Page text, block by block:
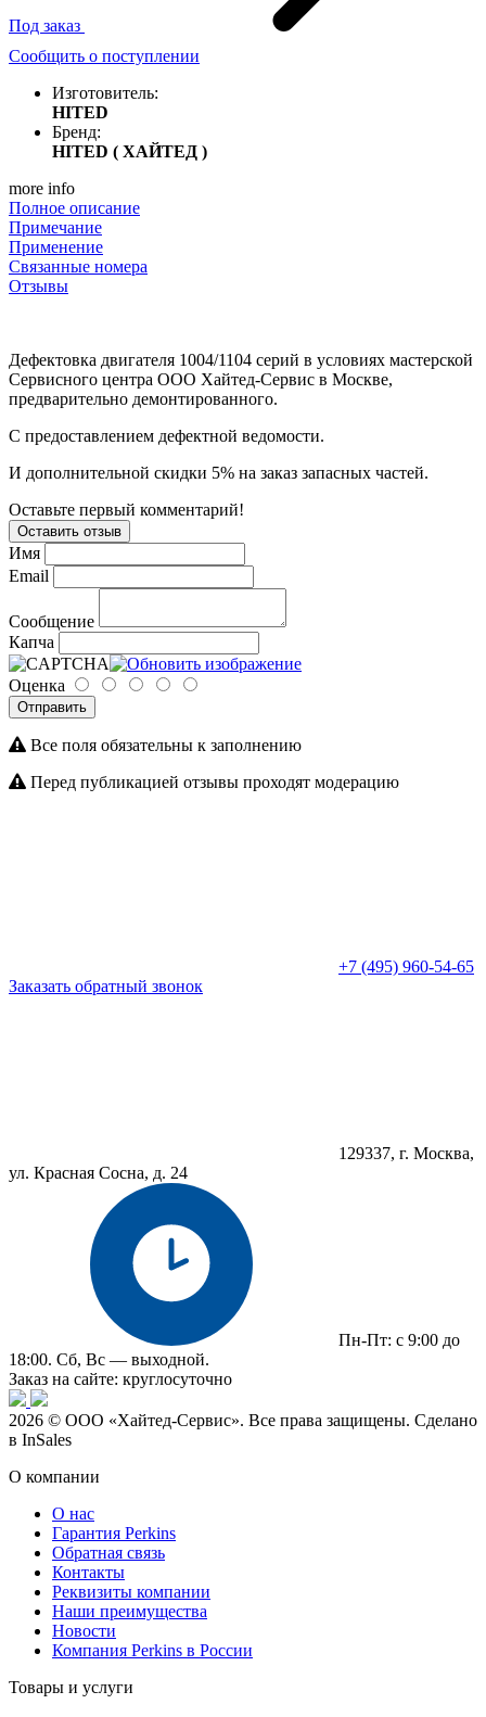
Под заказ
Сообщить о поступлении
Изготовитель:
HITED
Бренд:
HITED ( ХАЙТЕД )
more info
Полное описание
Примечание
Применение
Связанные номера
Отзывы
Дефектовка двигателя 1004/1104 серий в условиях мастерской
Сервисного центра ООО Хайтед-Сервис в Москве,
предварительно демонтированного.
С предоставлением дефектной ведомости.
И дополнительной скидки 5% на заказ запасных частей.
Оставьте первый комментарий!
Оставить отзыв
Имя
Email
Сообщение
Капча
Оценка
Отправить
Все поля обязательны к заполнению
Перед публикацией отзывы проходят модерацию
+7 (495) 960-54-65
Заказать обратный звонок
129337, г. Москва,
ул. Красная Сосна, д. 24
Пн-Пт: с 9:00 до
18:00. Сб, Вс — выходной.
Заказ на сайте: круглосуточно
2026 © ООО «Хайтед-Сервис». Все права защищены. Сделано
в InSales
О компании
О нас
Гарантия Perkins
Обратная связь
Контакты
Реквизиты компании
Наши преимущества
Новости
Компания Perkins в России
Товары и услуги